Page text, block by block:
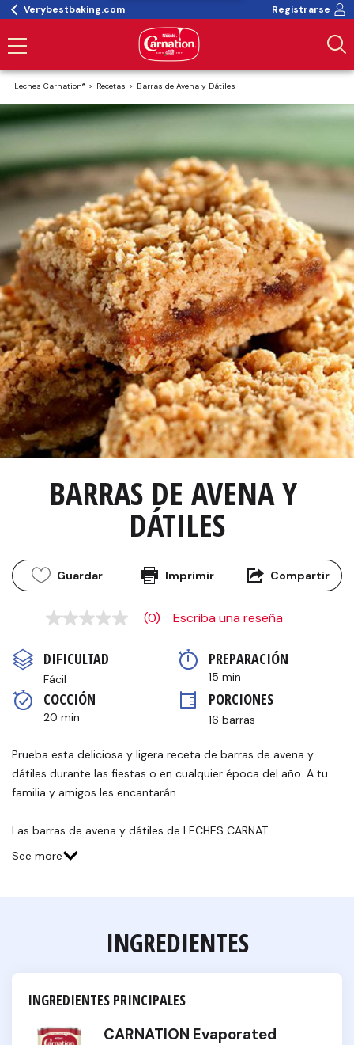
Verybestbaking.com Registrarse
Leches Carnation® Recetas Barras de Avena y Dátiles
BARRAS DE AVENA Y
DÁTILES
Guardar Imprimir Compartir
Sin
en
la
misma
página.
(0) Escriba una reseña
DIFICULTAD
Fácil
PREPARACIÓN
15 min
COCCIÓN
20 min
PORCIONES
16 barras
Prueba esta deliciosa y ligera receta de barras de avena y
dátiles durante las fiestas o en cualquier época del año. A tu
familia y amigos les encantarán.
Las barras de avena y dátiles de LECHES CARNAT…
See more
INGREDIENTES
INGREDIENTES PRINCIPALES
CARNATION Evaporated